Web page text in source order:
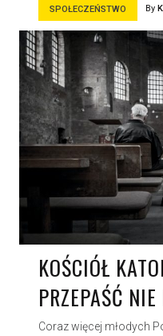
SPOŁECZEŃSTWO By
KOŚCIÓŁ
PRZEPAŚĆ
Coraz więcej młodych